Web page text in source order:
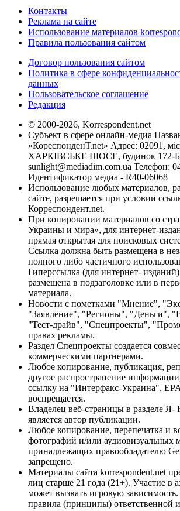
Контакты
Реклама на сайте
Использование материалов
Правила пользования сайтом
Договор пользования сайтом
Политика в сфере
данных
Пользовательское соглашение
Редакция
© 2000-2026, Korrespondent.net
Субъект в сфере онлайн-медиа
«КореспонденТ.net» Адрес: 02091,
ХАРКІВСЬКЕ ШОСЕ, будинок 172-Б,
sunlight@mediadim.com.ua Телефон:
Идентификатор медиа - R40-06068
Использование любых материалов,
сайте, разрешается при условии
Корреспондент.net.
При копировании материалов со
Украины и мира», для интернет-
прямая открытая для поисковых
Ссылка должна быть размещена в
полного либо частичного
Гиперссылка (для интернет-
размещена в подзаголовке или в
материала.
Новости с пометками "Мнение",
"Заявление", "Регионы", "Деньги",
"Тест-драйв", "Спецпроекты",
правах рекламы.
Раздел Спецпроекты создается
коммерческими партнерами.
Любое копирование, публикация,
другое распространение
ссылку на "Интерфакс-Украина",
воспрещается.
Владелец веб-страницы в разделе Я-
является автор публикации.
Любое копирование, перепечатка и
фотографий и/или аудиовизуальных
принадлежащих правообладателю
запрещено.
Материалы сайта korrespondent.net
лиц старше 21 года (21+). Участие в
может вызвать игровую
правила (принципы) ответственной